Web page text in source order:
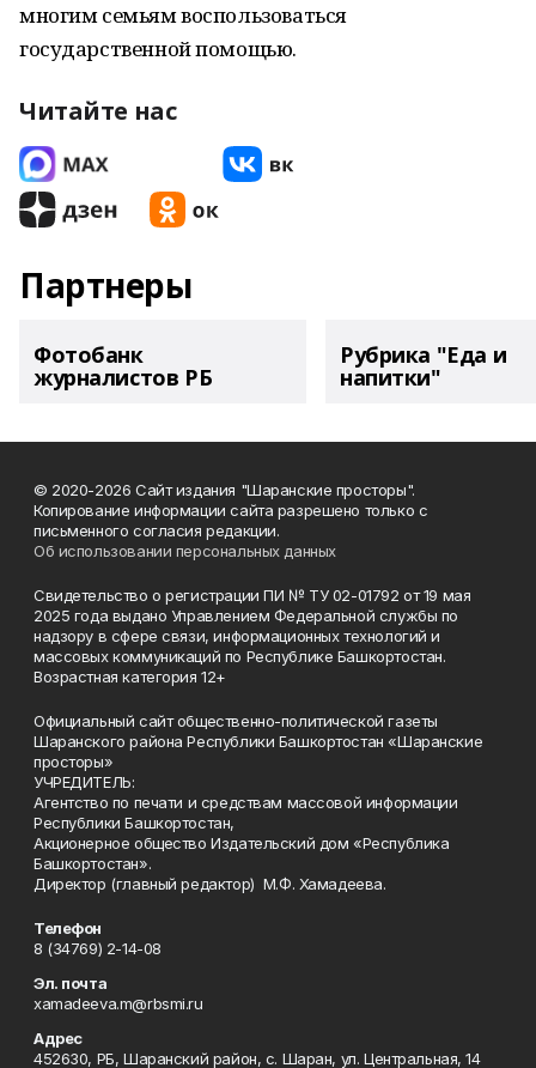
многим семьям воспользоваться
государственной помощью.
Читайте нас
Партнеры
Фотобанк
журналистов РБ
Рубрика "Еда и
напитки"
© 2020-2026 Сайт издания "Шаранские просторы".
Копирование информации сайта разрешено только с
письменного согласия редакции.
Об использовании персональных данных
Свидетельство о регистрации ПИ № ТУ 02-01792 от 19 мая
2025 года выдано Управлением Федеральной службы по
надзору в сфере связи, информационных технологий и
массовых коммуникаций по Республике Башкортостан.
Возрастная категория 12+
Официальный сайт общественно-политической газеты
Шаранского района Республики Башкортостан «Шаранские
просторы»
УЧРЕДИТЕЛЬ:
Агентство по печати и средствам массовой информации
Республики Башкортостан,
Акционерное общество Издательский дом «Республика
Башкортостан».
Директор (главный редактор) М.Ф. Хамадеева.
Телефон
8 (34769) 2-14-08
Эл. почта
xamadeeva.m@rbsmi.ru
Адрес
452630, РБ, Шаранский район, с. Шаран, ул. Центральная, 14